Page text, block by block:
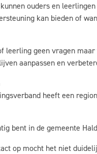
ouders en
kan bieden of
leerling geen vragen
aanpassen en
heeft een
bent in de gemeente
op mocht het niet